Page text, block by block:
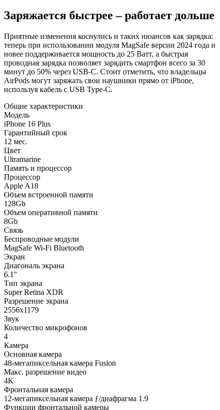
Заряжается быстрее – работает дольше
Приятные изменения коснулись и таких нюансов как зарядка:
теперь при использовании модуля MagSafe версии 2024 года и
новее поддерживается мощность до 25 Ватт, а быстрая
проводная зарядка позволяет зарядить смартфон всего за 30
минут до 50% через USB-C. Стоит отметить, что владельцы
AirPods могут заряжать свои наушники прямо от iPhone,
используя кабель с USB Type-C.
Общие характеристики
Модель
iPhone 16 Plus
Гарантийный срок
12 мес.
Цвет
Ultramarine
Память и процессор
Процессор
Apple A18
Объем встроенной памяти
128Gb
Объем оперативной памяти
8Gb
Связь
Беспроводные модули
MagSafe Wi-Fi Bluetooth
Экран
Диагональ экрана
6.1"
Тип экрана
Super Retina XDR
Разрешение экрана
2556х1179
Звук
Количество микрофонов
4
Камера
Основная камера
48-мегапиксельная камера Fusion
Макс. разрешение видео
4K
Фронтальная камера
12-мегапиксельная камера ƒ/диафрагма 1.9
Функции фронтальной камеры